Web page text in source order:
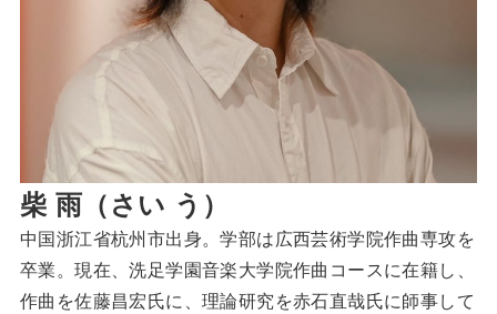
柴 雨（さい う）
中国浙江省杭州市出身。学部は広西芸術学院作曲専攻を
卒業。現在、洗足学園音楽大学院作曲コースに在籍し、
作曲を佐藤昌宏氏に、理論研究を赤石直哉氏に師事して